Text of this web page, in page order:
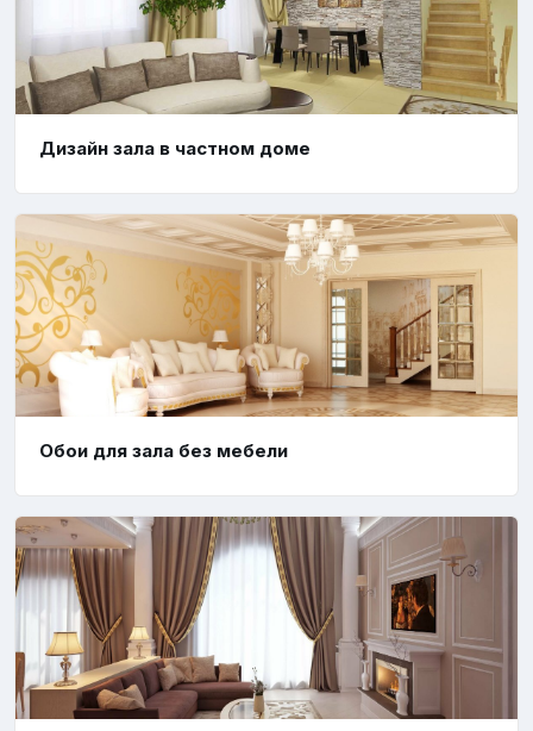
Дизайн зала в частном доме
Обои для зала без мебели